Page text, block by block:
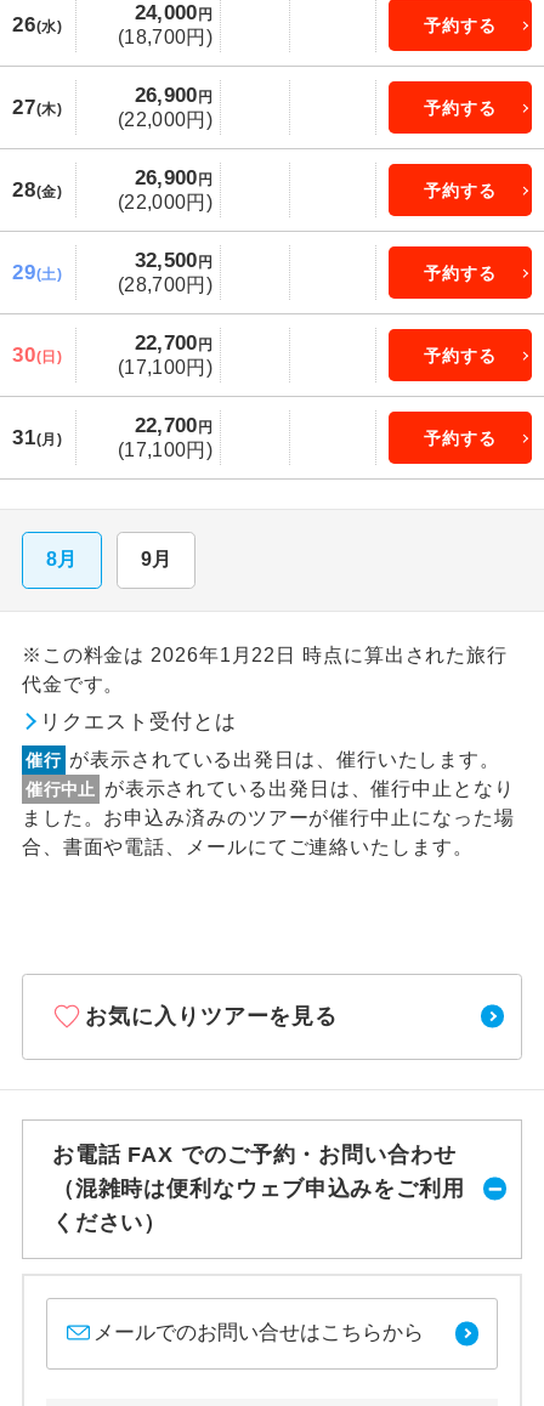
26(水)
24,000 円
(18,700円)
予約する
27(木)
26,900 円
(22,000円)
予約する
28(金)
26,900 円
(22,000円)
予約する
29(土)
32,500 円
(28,700円)
予約する
30(日)
22,700 円
(17,100円)
予約する
31(月)
22,700 円
(17,100円)
予約する
8月 9月
※この料金は 2026年1月22日 時点に算出された旅行
代金です。
リクエスト受付とは
催行 が表示されている出発日は、催行いたします。
催行中止
が表示されている出発日は、催行中止となり
ました。お申込み済みのツアーが催行中止になった場
合、書面や電話、メールにてご連絡いたします。
お気に入りツアーを見る
お電話 FAX でのご予約・お問い合わせ
（混雑時は便利なウェブ申込みをご利用
ください）
メールでのお問い合せはこちらから